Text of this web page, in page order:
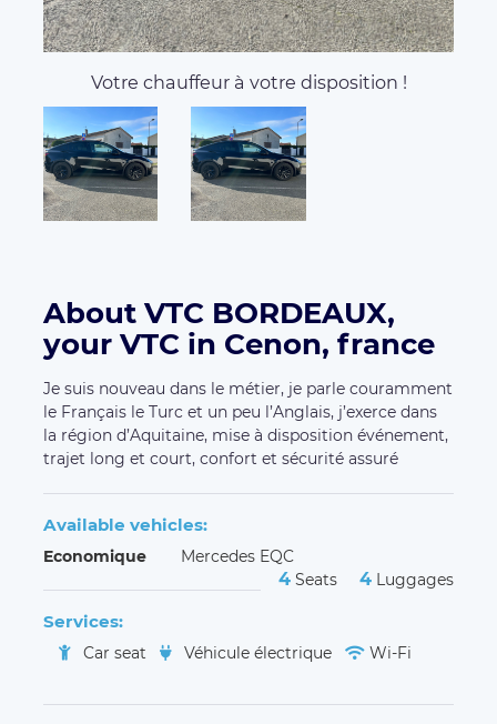
Votre chauffeur à votre disposition !
About VTC BORDEAUX,
your VTC in Cenon, france
Je suis nouveau dans le métier, je parle couramment
le Français le Turc et un peu l’Anglais, j’exerce dans
la région d’Aquitaine, mise à disposition événement,
trajet long et court, confort et sécurité assuré
Available vehicles:
Economique Mercedes EQC
4 Seats 4 Luggages
Services:
Car seat Véhicule électrique Wi-Fi